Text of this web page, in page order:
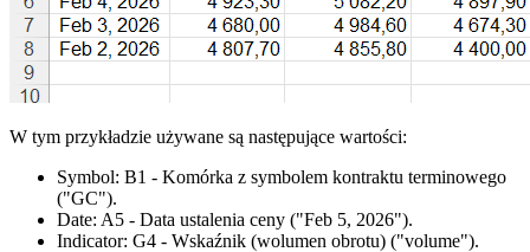
W tym przykładzie używane są następujące wartości:
Symbol: B1 - Komórka z symbolem kontraktu terminowego
("GC").
Date: A5 - Data ustalenia ceny ("Feb 5, 2026").
Indicator: G4 - Wskaźnik (wolumen obrotu) ("volume").